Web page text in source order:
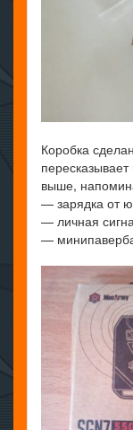
Коробка
выше,
— зарядка от
— личная
—